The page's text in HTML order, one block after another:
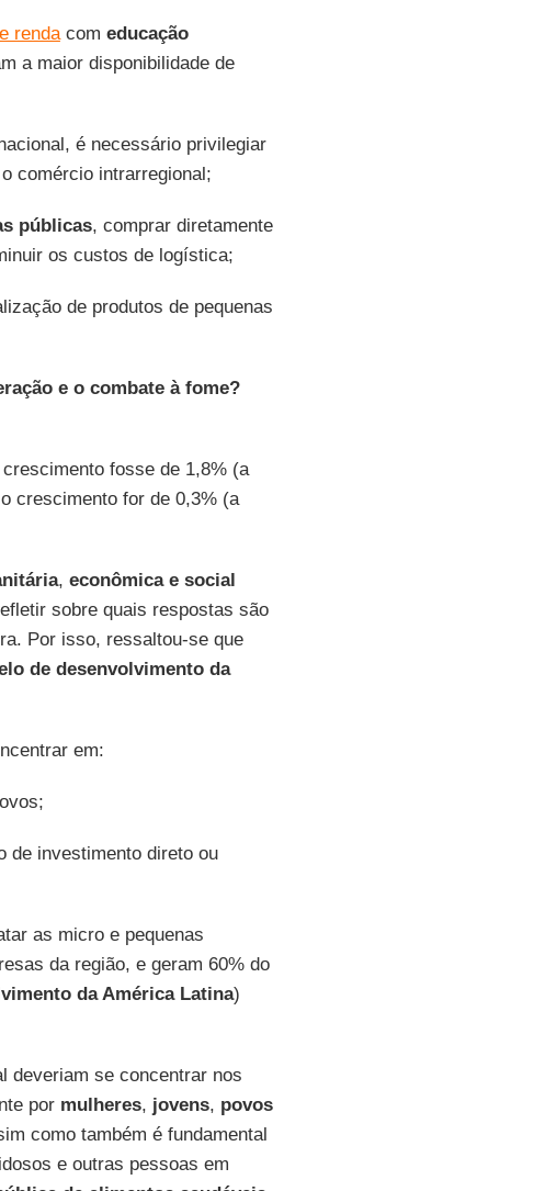
rendacom educação
a maior disponibilidade de
é necessário privilegiar
comércio intrarregional;
públicas, comprar diretamente
os custos de logística;
de produtos de pequenas
e o combate à fome?
fosse de 1,8% (a
crescimento for de 0,3% (a
, econômica e social
sobre quais respostas são
Por isso, ressaltou-se que
de desenvolvimento da
em:
de investimento direto ou
as micro e pequenas
da região, e geram 60% do
da América Latina)
deveriam se concentrar nos
por mulheres, jovens, povos
como também é fundamental
e outras pessoas em